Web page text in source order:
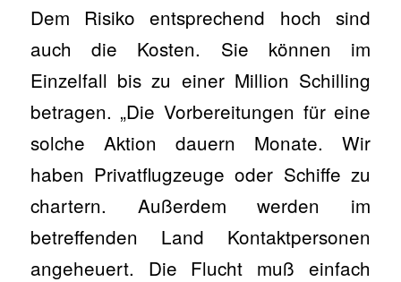
Dem Risiko entsprechend hoch sind
auch die Kosten. Sie können im
Einzelfall bis zu einer Million Schilling
betragen. „Die Vorbereitungen für eine
solche Aktion dauern Monate. Wir
haben Privatflugzeuge oder Schiffe zu
chartern. Außerdem werden im
betreffenden Land Kontaktpersonen
angeheuert. Die Flucht muß einfach